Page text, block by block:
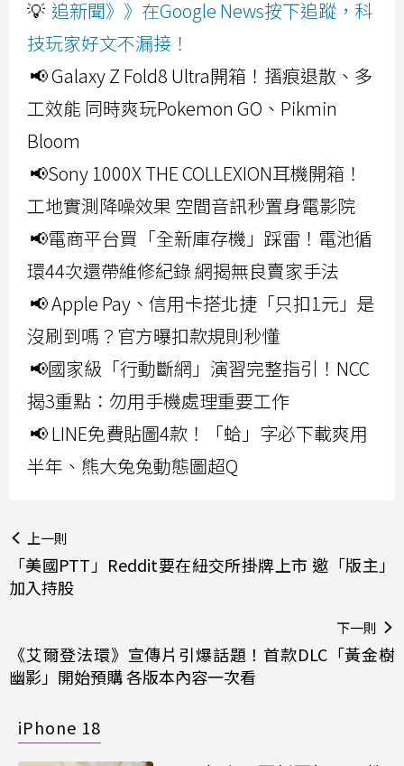
💡 追新聞》》在Google News按下追蹤，科
技玩家好文不漏接！
📢 Galaxy Z Fold8 Ultra開箱！摺痕退散、多
工效能 同時爽玩Pokemon GO、Pikmin
Bloom
📢Sony 1000X THE COLLEXION耳機開箱！
工地實測降噪效果 空間音訊秒置身電影院
📢電商平台買「全新庫存機」踩雷！電池循
環44次還帶維修紀錄 網揭無良賣家手法
📢 Apple Pay、信用卡搭北捷「只扣1元」是
沒刷到嗎？官方曝扣款規則秒懂
📢國家級「行動斷網」演習完整指引！NCC
揭3重點：勿用手機處理重要工作
📢 LINE免費貼圖4款！「蛤」字必下載爽用
半年、熊大兔兔動態圖超Q
上一則
「美國PTT」Reddit要在紐交所掛牌上市 邀「版主」
加入持股
下一則
《艾爾登法環》宣傳片引爆話題！首款DLC「黃金樹
幽影」開始預購 各版本內容一次看
iPhone 18